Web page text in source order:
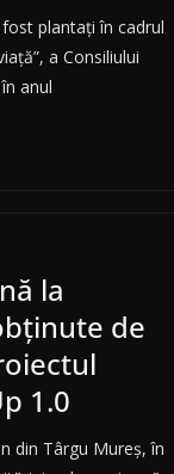
plantaţi în cadrul
a Consiliului
anul
la
de
1.0
din Târgu Mureş, în